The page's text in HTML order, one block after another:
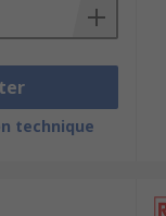
and factory
technique